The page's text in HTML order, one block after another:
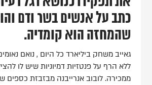
כתב על אנשים בשר ודם
שהמחזה הוא קומדיה.
גאייב משחק ביליארד כל היום , נואם
ללא הרף על פנטזיות דמיוניות שיש לו
ממכירה. לובוב אנרייבנה מבזבזת כספים